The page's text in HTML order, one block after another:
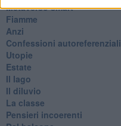
Metaverso smart
Fiamme
Anzi
Confessioni autoreferenziali
Utopie
Estate
Il lago
Il diluvio
La classe
Pensieri incoerenti